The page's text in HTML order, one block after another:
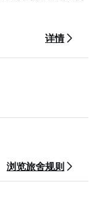
详情
浏览旅舍规则